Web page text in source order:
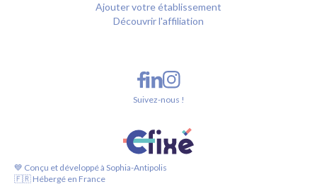
Ajouter votre établissement
Découvrir l'affiliation
💙 Conçu et développé à Sophia-Antipolis
🇫🇷 Hébergé en France
Suivez-nous !